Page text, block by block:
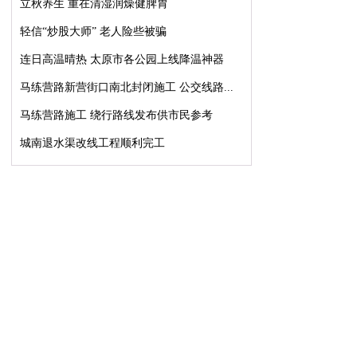
立秋养生 重在清湿润燥健脾胃
轻信“炒股大师” 老人险些被骗
连日高温晴热 太原市各公园上线降温神器
马练营路新营街口南北封闭施工 公交线路...
马练营路施工 绕行路线发布供市民参考
城南退水渠改线工程顺利完工